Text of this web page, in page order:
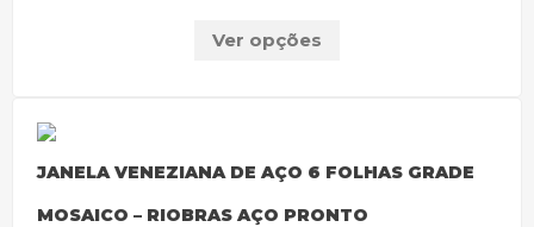
Ver opções
JANELA VENEZIANA DE AÇO 6 FOLHAS GRADE
MOSAICO – RIOBRAS AÇO PRONTO